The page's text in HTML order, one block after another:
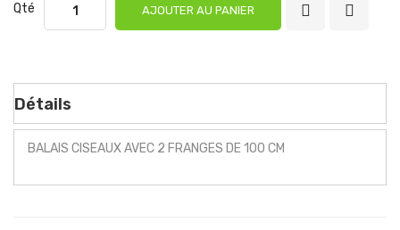
Qté AJOUTER AU PANIER
Détails
BALAIS CISEAUX AVEC 2 FRANGES DE 100 CM